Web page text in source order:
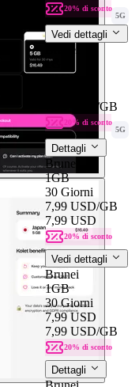
20% di sconto
5G
Vedi dettagli
Brunei
1GB
30 Giorni
/GB
20% di sconto
5G
Dettagli
Brunei
1GB
30 Giorni
7,99 USD/GB
7,99 USD
20% di sconto
Vedi dettagli
Brunei
1GB
30 Giorni
7,99 USD
7,99 USD/GB
20% di sconto
Dettagli